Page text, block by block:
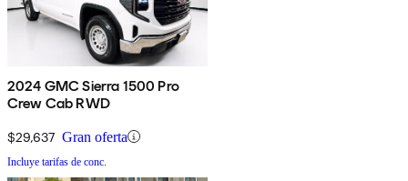
2024 GMC Sierra 1500 Pro
Crew Cab RWD
$29,637 Gran oferta
Incluye tarifas de conc.